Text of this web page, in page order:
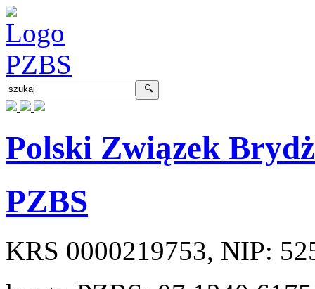
Polski Związek
PZBS
KRS 0000219753, NIP: